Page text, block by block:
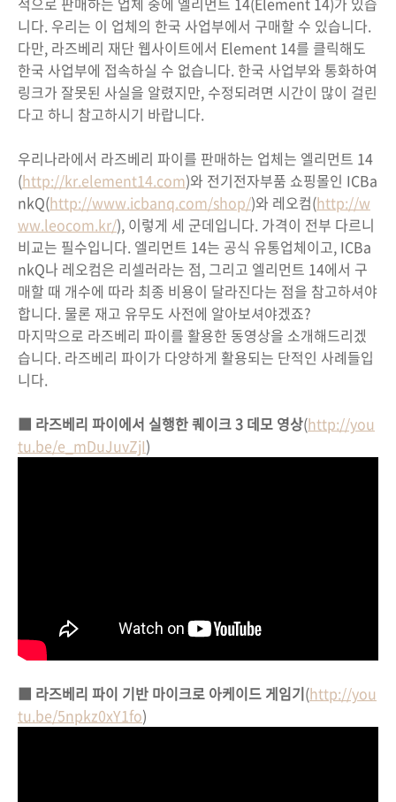
니다. 우리는 이 업체의 한국 사업부에서 구매할 수 있습니다.
다만, 라즈베리 재단 웹사이트에서 Element 14를 클릭해도
한국 사업부에 접속하실 수 없습니다. 한국 사업부와 통화하여
링크가 잘못된 사실을 알렸지만, 수정되려면 시간이 많이 걸린
다고 하니 참고하시기 바랍니다.
우리나라에서 라즈베리 파이를 판매하는 업체는 엘리먼트 14
(http://kr.element14.com)와 전기전자부품 쇼핑몰인 ICBa
nkQ(http://www.icbanq.com/shop/)와 레오컴(http://w
ww.leocom.kr/), 이렇게 세 군데입니다. 가격이 전부 다르니
비교는 필수입니다. 엘리먼트 14는 공식 유통업체이고, ICBa
nkQ나 레오컴은 리셀러라는 점, 그리고 엘리먼트 14에서 구
매할 때 개수에 따라 최종 비용이 달라진다는 점을 참고하셔야
합니다. 물론 재고 유무도 사전에 알아보셔야겠죠?
마지막으로 라즈베리 파이를 활용한 동영상을 소개해드리겠
습니다. 라즈베리 파이가 다양하게 활용되는 단적인 사례들입
니다.
■ 라즈베리 파이에서 실행한 퀘이크 3 데모 영상(http://you
tu.be/e_mDuJuvZjI)
■ 라즈베리 파이 기반 마이크로 아케이드 게임기(http://you
tu.be/5npkz0xY1fo)